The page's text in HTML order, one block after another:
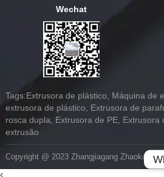
Wechat
Tags:Extrusora de plástico, Máquina de
extrusora de plástico, Extrusora de
rosca dupla, Extrusora de PE, Extrusora
extrusão
Copyright @ 2023 Zhangjiagang Zhaokang